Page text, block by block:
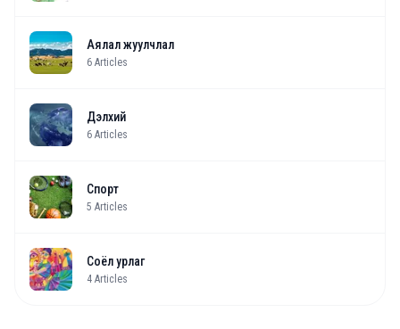
Аялал жуулчлал
6 Articles
Дэлхий
6 Articles
Спорт
5 Articles
Соёл урлаг
4 Articles